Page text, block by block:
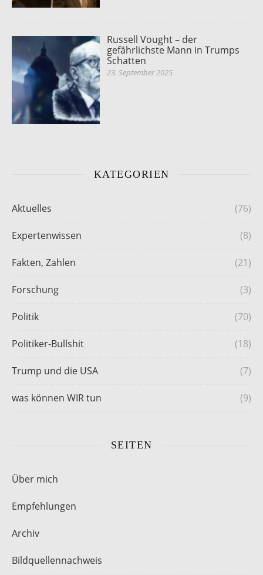
Russell Vought – der
gefährlichste Mann in Trumps
Schatten
23. September 2025
KATEGORIEN
Aktuelles (76)
Expertenwissen (8)
Fakten, Zahlen (21)
Forschung (3)
Politik (70)
Politiker-Bullshit (18)
Trump und die USA (7)
was können WIR tun (9)
SEITEN
Über mich
Empfehlungen
Archiv
Bildquellennachweis